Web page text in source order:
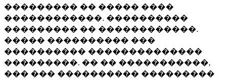
��������� �� ����� ����
������������. ����������
��������� �� ������������.
����� ���������� ���
���������� ��������������
���������. �� �� �����������,
��� ��� ���������� ���������